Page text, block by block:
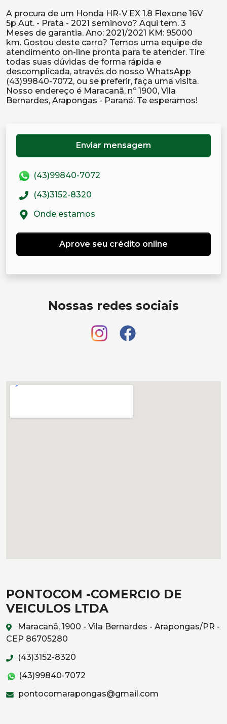
A procura de um Honda HR-V EX 1.8 Flexone 16V
5p Aut. - Prata - 2021 seminovo? Aqui tem. 3
Meses de garantia. Ano: 2021/2021 KM: 95000
km. Gostou deste carro? Temos uma equipe de
atendimento on-line pronta para te atender. Tire
todas suas dúvidas de forma rápida e
descomplicada, através do nosso WhatsApp
(43)99840-7072, ou se preferir, faça uma visita.
Nosso endereço é Maracanã, nº 1900, Vila
Enviar mensagem
(43)99840-7072
(43)3152-8320
Onde estamos
Aprove seu crédito online
Nossas redes sociais
PONTOCOM -COMERCIO DE
VEICULOS LTDA
Maracanã, 1900 - Vila Bernardes - Arapongas/PR -
CEP 86705280
(43)3152-8320
(43)99840-7072
pontocomarapongas@gmail.com